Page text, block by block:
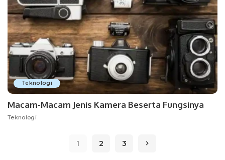
Teknologi
Macam-Macam Jenis Kamera Beserta Fungsinya
Teknologi
1 2 3